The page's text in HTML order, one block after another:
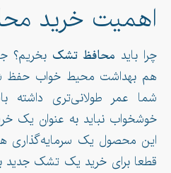
اهمیت خرید
چرا باید محافظ تشک بخریم؟
هم بهداشت محیط خواب
شما عمر طولانی‌تری داشته
خوشخواب نباید به عنوان یک
این محصول یک سرمایه‌گذاری
قطعا برای خرید یک تشک جدید